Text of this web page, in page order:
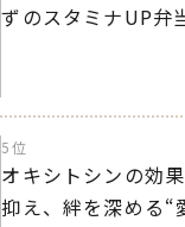
ずのスタミナUP弁
5位
オキシトシンの効
抑え、絆を深める“